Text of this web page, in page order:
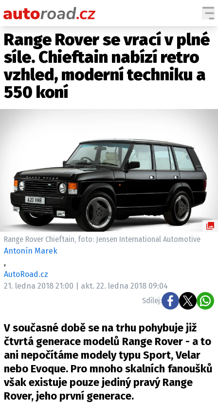
AUTA
TESTY AUT
NOVINKY
TECHNIKA
EKONOMIKA
ČESKÝ TRH
TUNING
PROFI
ELEKTRO
TISKOVKY
ROZHOVORY
DAKAR
Z DOMOVA
ZE SVĚTA
Range Rover se vrací v plné
síle. Chieftain nabízí retro
vzhled, moderní techniku a
550 koní
Range Rover Chieftain, foto: Jensen International Automotive
Antonín Marek
,
AutoRoad.cz
21. ledna 2018 21:00 | akt. 22. ledna 2018 09:04
Sdílej:
V současné době se na trhu pohybuje již
čtvrtá generace modelů Range Rover - a to
ani nepočítáme modely typu Sport, Velar
nebo Evoque. Pro mnoho skalních fanoušků
však existuje pouze jediný pravý Range
Rover, jeho první generace.